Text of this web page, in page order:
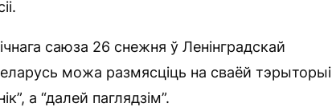
саюза 26 снежня ў Ленінградскай
можа размясціць на сваёй тэрыторыі
а “далей паглядзім”.